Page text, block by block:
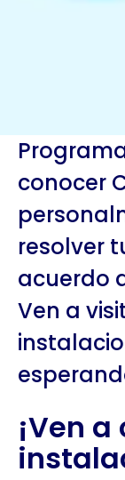
conocer
resolver
acuerdo
Ven a
¡Ven